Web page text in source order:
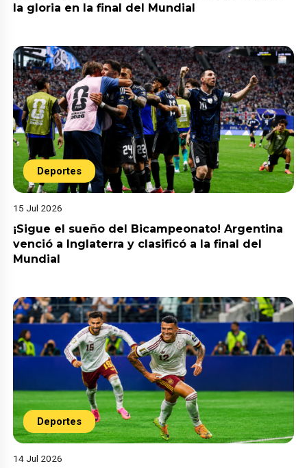
la gloria en la final del Mundial
Deportes
15 Jul 2026
¡Sigue el sueño del Bicampeonato! Argentina
venció a Inglaterra y clasificó a la final del
Mundial
Deportes
14 Jul 2026